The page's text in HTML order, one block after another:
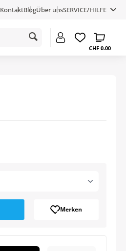
KontaktBlogÜber unsSERVICE/HILFE
CHF 0.00
Merken